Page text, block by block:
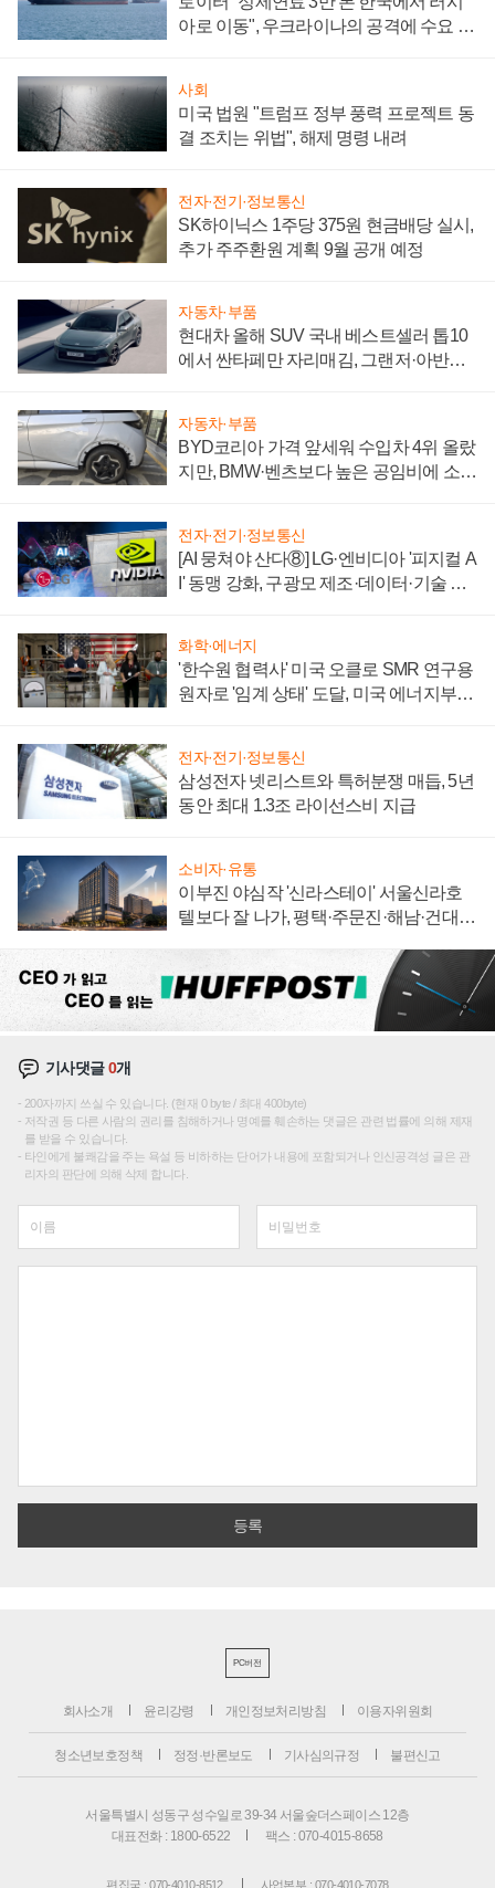
아로 이동", 우크라이나의 공격에 수요 늘
사회
미국 법원 "트럼프 정부 풍력 프로젝트 동
결 조치는 위법", 해제 명령 내려
전자·전기·정보통신
SK하이닉스 1주당 375원 현금배당 실시,
추가 주주환원 계획 9월 공개 예정
자동차·부품
현대차 올해 SUV 국내 베스트셀러 톱10
에서 싼타페만 자리매김, 그랜저·아반떼
자동차·부품
BYD코리아 가격 앞세워 수입차 4위 올랐
지만, BMW·벤츠보다 높은 공임비에 소비
전자·전기·정보통신
[AI 뭉쳐야 산다⑧] LG·엔비디아 '피지컬 A
I' 동맹 강화, 구광모 제조·데이터·기술 결
화학·에너지
'한수원 협력사' 미국 오클로 SMR 연구용
원자로 '임계 상태' 도달, 미국 에너지부
전자·전기·정보통신
삼성전자 넷리스트와 특허분쟁 매듭, 5년
동안 최대 1.3조 라이선스비 지급
소비자·유통
이부진 야심작 '신라스테이' 서울신라호
텔보다 잘 나가, 평택·주문진·해남·건대로
기사댓글0개
200자까지 쓰실 수 있습니다. (현재 0 byte / 최대 400byte)
저작권 등 다른 사람의 권리를 침해하거나 명예를 훼손하는 댓글은 관련 법률에 의해 제재
를 받을 수 있습니다.
타인에게 불쾌감을 주는 욕설 등 비하하는 단어가 내용에 포함되거나 인신공격성 글은 관
리자의 판단에 의해 삭제 합니다.
PC버전
회사소개 윤리강령 개인정보처리방침 이용자위원회
청소년보호정책 정정·반론보도 기사심의규정 불편신고
서울특별시 성동구 성수일로 39-34 서울숲더스페이스 12층
대표전화 : 1800-6522
팩스 : 070-4015-8658
편집국 : 070-4010-8512 사업본부 : 070-4010-7078